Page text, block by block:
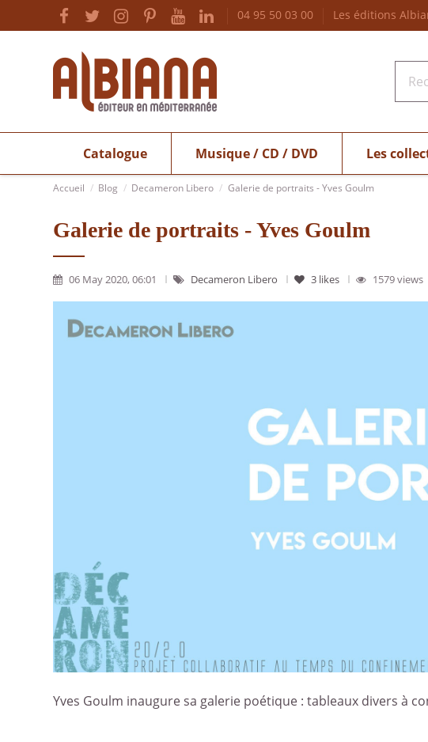
04 95 50 03 00 Les éditions
Catalogue Musique / CD / DVD Les
Accueil Blog Decameron Libero Galerie de portraits - Yves Goulm
Galerie de portraits - Yves Goulm
06 May 2020, 06:01 Decameron Libero 3 likes 1579 views
Yves Goulm inaugure sa galerie poétique : tableaux divers à